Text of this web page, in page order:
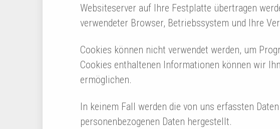
Websiteserver auf Ihre Festplatte übertragen
verwendeter Browser, Betriebssystem und Ihre
Cookies können nicht verwendet werden, um
Cookies enthaltenen Informationen können wir
ermöglichen.
In keinem Fall werden die von uns erfassten
personenbezogenen Daten hergestellt.